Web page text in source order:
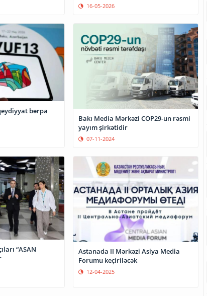
16-05-2026
bərpa
Bakı Media Mərkəzi COP29-un rəsmi
yayım şirkətidir
07-11-2024
“ASAN
Astanada II Mərkəzi Asiya Media
Forumu keçiriləcək
12-04-2025